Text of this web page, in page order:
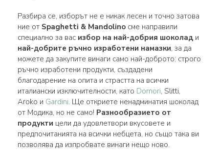
Разбира се, изборът не е никак лесен и точно затова
ние от Spaghetti & Mandolinoсме направили
специално за вас избор на най-добрия шоколади
най-добрите ръчно изработени намазки, за да
можете да закупите винаги само най-доброто: строго
ръчно изработени продукти, създадени
благодарение на опита и страстта на всички
италиански изключителности, като Domori, Slitti,
Aroko и Gardini. Ще откриете ненадминатия шоколад
от Модика, но не само! Разнообразието от
продукти цели да удовлетвори вкусовете и
предпочитанията на всички небцета, но също така ви
позволява да изпробвате винаги нещо ново.